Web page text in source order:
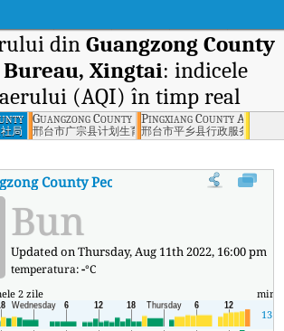
din Guangzong County
Bureau, Xingtai: indicele
(AQI) în timp real
局
Guangzong County Family Planning Bureau,
邢台市广宗县计划生育局
Pingxiang County
邢台市平乡县行政服务中心
County People's Bureau, Xingtai:
Bun
Updated on Thursday, Aug 11th 2022, 16:00 pm
temperatura:-°C
2 zile min
13